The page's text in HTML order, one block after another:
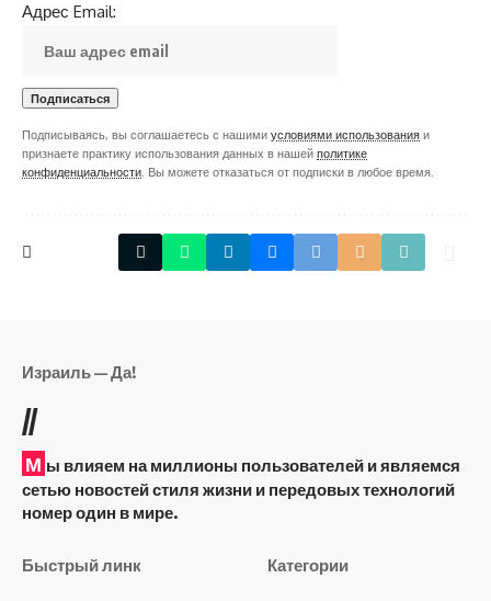
Адрес Email:
Подписываясь, вы соглашаетесь с нашими условиями использования и
признаете практику использования данных в нашей политике
конфиденциальности . Вы можете отказаться от подписки в любое время.
Израиль — Да!
//
М ы влияем на миллионы пользователей и являемся
сетью новостей стиля жизни и передовых технологий
номер один в мире.
Быстрый линк Категории